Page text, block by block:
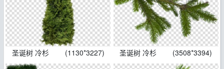
圣诞树 冷杉 (1130*3227) 圣诞树 冷杉 (3508*3394)